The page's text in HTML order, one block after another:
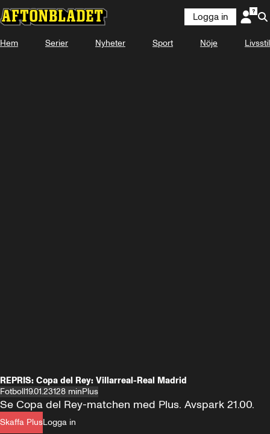
Logga in
Hem Serier Nyheter Sport Nöje Livsstil
REPRIS: Copa del Rey: Villarreal-Real Madrid
Fotboll19.01.23128 minPlus
Skaffa PlusLogga in
Se Copa del Rey-matchen med Plus. Avspark 21.00.